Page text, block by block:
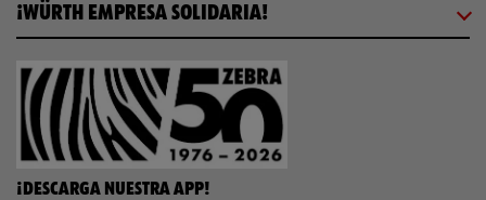
¡WÜRTH EMPRESA SOLIDARIA!
¡DESCARGA NUESTRA APP!